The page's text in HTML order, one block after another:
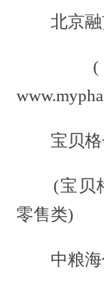
北京融
(我
宝贝格
(宝贝格
零售类)
中粮海